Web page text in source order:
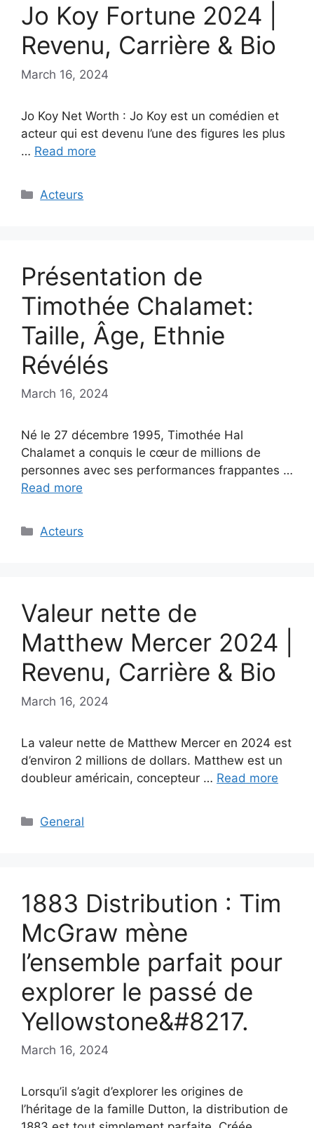
Jo Koy Fortune 2024 |
Revenu, Carrière & Bio
March 16, 2024
Jo Koy Net Worth : Jo Koy est un comédien et
acteur qui est devenu l’une des figures les plus
… Read more
Categories
Acteurs
Présentation de
Timothée Chalamet:
Taille, Âge, Ethnie
Révélés
March 16, 2024
Né le 27 décembre 1995, Timothée Hal
Chalamet a conquis le cœur de millions de
personnes avec ses performances frappantes …
Read more
Categories
Acteurs
Valeur nette de
Matthew Mercer 2024 |
Revenu, Carrière & Bio
March 16, 2024
La valeur nette de Matthew Mercer en 2024 est
d’environ 2 millions de dollars. Matthew est un
doubleur américain, concepteur … Read more
Categories
General
1883 Distribution : Tim
McGraw mène
l’ensemble parfait pour
explorer le passé de
Yellowstone&#8217.
March 16, 2024
Lorsqu’il s’agit d’explorer les origines de
l’héritage de la famille Dutton, la distribution de